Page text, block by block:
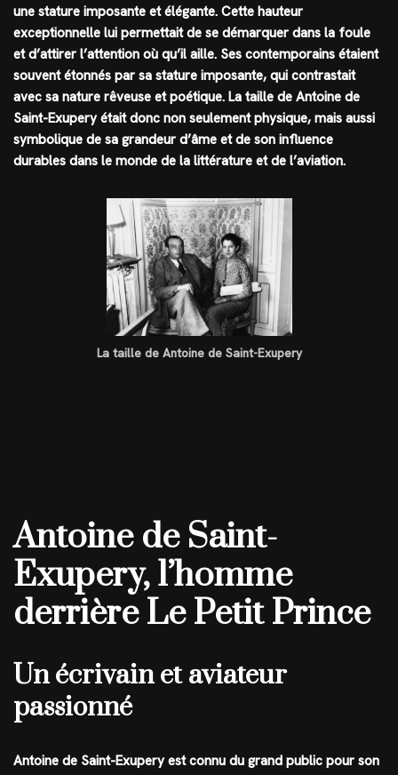
une stature imposante et élégante. Cette hauteur
exceptionnelle lui permettait de se démarquer dans la foule
et d’attirer l’attention où qu’il aille. Ses contemporains étaient
souvent étonnés par sa stature imposante, qui contrastait
avec sa nature rêveuse et poétique. La taille de Antoine de
Saint-Exupery était donc non seulement physique, mais aussi
symbolique de sa grandeur d’âme et de son influence
durables dans le monde de la littérature et de l’aviation.
La taille de Antoine de Saint-Exupery
Antoine de Saint-
Exupery, l’homme
derrière Le Petit Prince
Un écrivain et aviateur
passionné
Antoine de Saint-Exupery est connu du grand public pour son